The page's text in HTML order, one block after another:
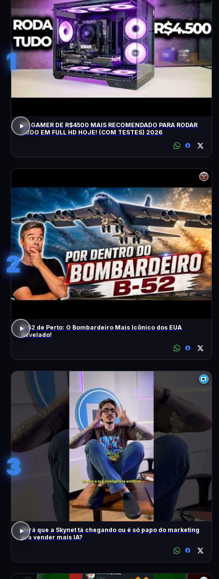
1
PC GAMER DE R$4500 MAIS RECOMENDADO PARA RODAR
TUDO EM FULL HD HOJE! (COM TESTES) 2026
2
B-52 de Perto: O Bombardeiro Mais Icônico dos EUA
Revelado!
3
Será que a Skynet tá chegando ou é só papo do marketing
pra vender mais IA?